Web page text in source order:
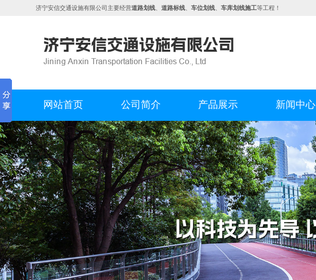
济宁安信交通设施有限公司主要经营道路划线、 道路标线、 车位划线、 车库划线施工等工程！
网站首页 公司简介 产品展示 新闻中心